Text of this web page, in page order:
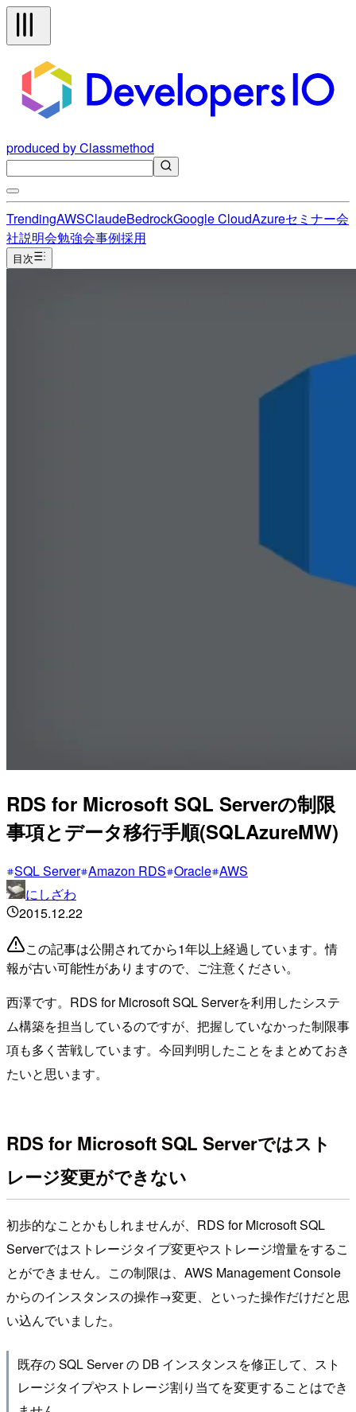
produced by Classmethod
TrendingAWSClaudeBedrockGoogle CloudAzureセミナー会
社説明会勉強会事例採用
目次
RDS for Microsoft SQL Serverの制限
事項とデータ移行手順(SQLAzureMW)
SQL Server Amazon RDS Oracle AWS
にしざわ
2015.12.22
この記事は公開されてから1年以上経過しています。情
報が古い可能性がありますので、ご注意ください。
西澤です。RDS for Microsoft SQL Serverを利用したシステ
ム構築を担当しているのですが、把握していなかった制限事
項も多く苦戦しています。今回判明したことをまとめておき
たいと思います。
RDS for Microsoft SQL Serverではスト
レージ変更ができない
初歩的なことかもしれませんが、RDS for Microsoft SQL
Serverではストレージタイプ変更やストレージ増量をするこ
とができません。この制限は、AWS Management Console
からのインスタンスの操作→変更、といった操作だけだと思
い込んでいました。
既存の SQL Server の DB インスタンスを修正して、スト
レージタイプやストレージ割り当てを変更することはでき